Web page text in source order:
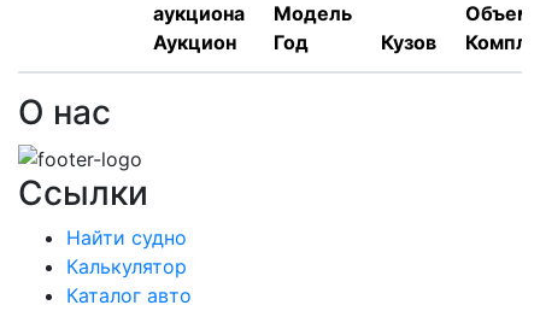
аукциона
Аукцион
Модель
Год
Кузов
Объем,
О нас
Ссылки
Найти судно
Калькулятор
Каталог авто